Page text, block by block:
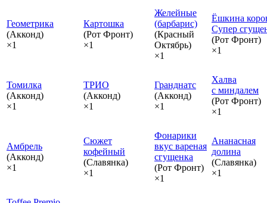
Геометрика
(Акконд)
×1
Картошка
(Рот Фронт)
×1
Желейные
(барбарис)
(Красный
Октябрь)
×1
Ёшкина
Супер
(Рот Фронт)
×1
Томилка
(Акконд)
×1
ТРИО
(Акконд)
×1
Гранднатс
(Акконд)
×1
Халва
с миндалем
(Рот Фронт)
×1
Амбрель
(Акконд)
×1
Сюжет
кофейный
(Славянка)
×1
Фонарики
вкус вареная
сгущенка
(Рот Фронт)
×1
Ананасная
долина
(Славянка)
×1